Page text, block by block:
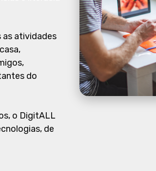
as atividades
do
o DigitALL
de